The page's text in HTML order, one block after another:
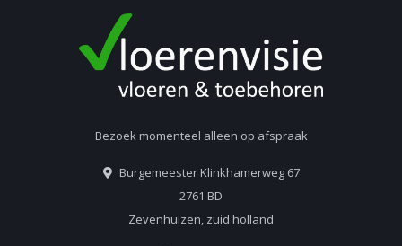
Bezoek momenteel alleen op afspraak
Burgemeester Klinkhamerweg 67
2761 BD
Zevenhuizen, zuid holland